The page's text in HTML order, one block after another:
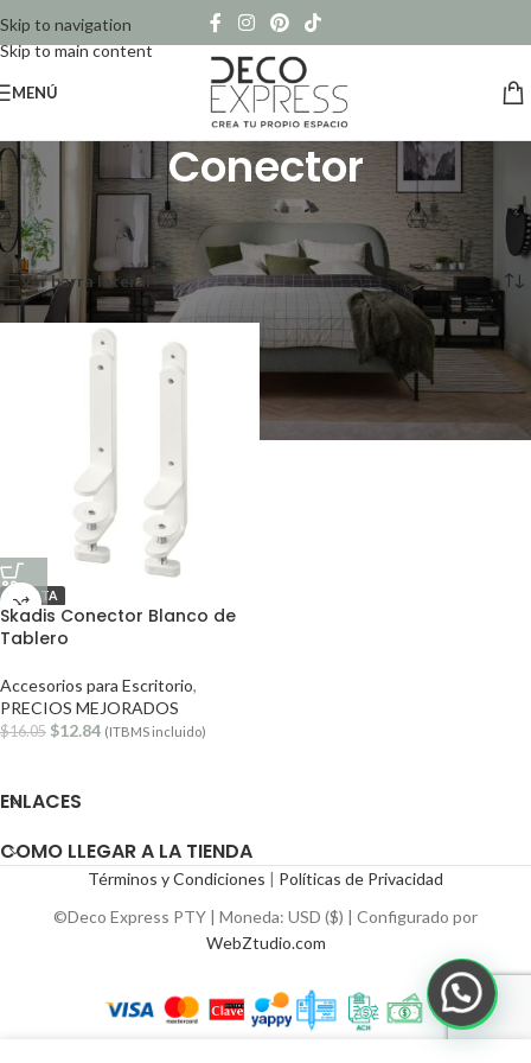
Skip to navigation
Skip to main content
MENÚ
Conector
Inicio/
Productos etiquetados “Conector”
Mostrando el único resultado
Ver barra lateral
OFERTA
Skadis Conector Blanco de
Tablero
Accesorios para Escritorio,
PRECIOS MEJORADOS
$16.05 $12.84 (ITBMS incluido)
ENLACES
COMO LLEGAR A LA TIENDA
Términos y Condiciones | Políticas de Privacidad
©Deco Express PTY | Moneda: USD ($) | Configurado por
WebZtudio.com